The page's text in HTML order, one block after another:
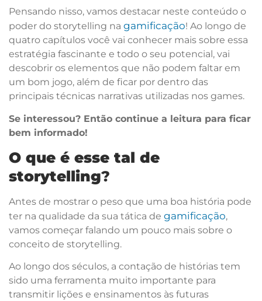
Pensando nisso, vamos destacar neste conteúdo o
poder do storytelling na gamificação! Ao longo de
quatro capítulos você vai conhecer mais sobre essa
estratégia fascinante e todo o seu potencial, vai
descobrir os elementos que não podem faltar em
um bom jogo, além de ficar por dentro das
principais técnicas narrativas utilizadas nos games.
Se interessou? Então continue a leitura para ficar
bem informado!
O que é esse tal de
storytelling?
Antes de mostrar o peso que uma boa história pode
ter na qualidade da sua tática de gamificação,
vamos começar falando um pouco mais sobre o
conceito de storytelling.
Ao longo dos séculos, a contação de histórias tem
sido uma ferramenta muito importante para
transmitir lições e ensinamentos às futuras